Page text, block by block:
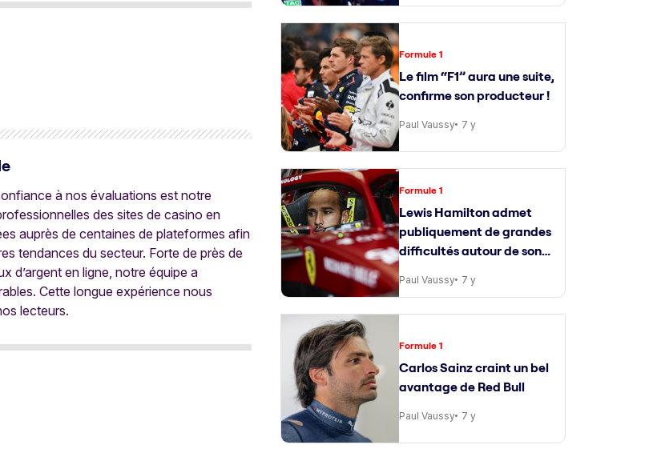
à nos évaluations est notre
des sites de casino en
auprès de centaines de plateformes afin
tendances du secteur. Forte de près de
d’argent en ligne, notre équipe a
Cette longue expérience nous
lecteurs.
Formule 1
Le film “F1” aura une suite,
confirme son producteur !
Paul Vaussy 7 y
Formule 1
Lewis Hamilton admet
publiquement de grandes
difficultés autour de son
ingénieur de course
Paul Vaussy 7 y
Formule 1
Carlos Sainz craint un bel
avantage de Red Bull
Paul Vaussy 7 y